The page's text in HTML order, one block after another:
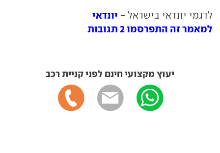
לדגמי יונדאי בישראל - יונדאי
למאמר זה התפרסמו 2 תגובות
יעוץ מקצועי חינם לפני קניית רכב